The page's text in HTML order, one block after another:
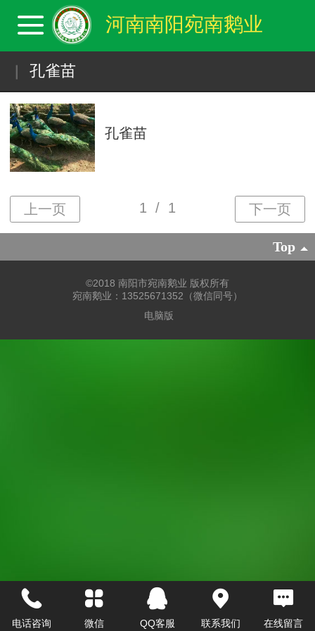
河南南阳宛南鹅业
孔雀苗
孔雀苗
Top
©2018 南阳市宛南鹅业 版权所有
宛南鹅业：13525671352（微信同号）
电脑版
电话咨询 微信 QQ客服 联系我们 在线留言